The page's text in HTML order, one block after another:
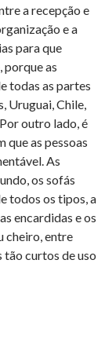
a recepção e
e a
para que
porque as
todas as partes
Uruguai, Chile,
outro lado, é
que as pessoas
As
os sofás
todos os tipos, a
encardidas e os
cheiro, entre
tão curtos de uso